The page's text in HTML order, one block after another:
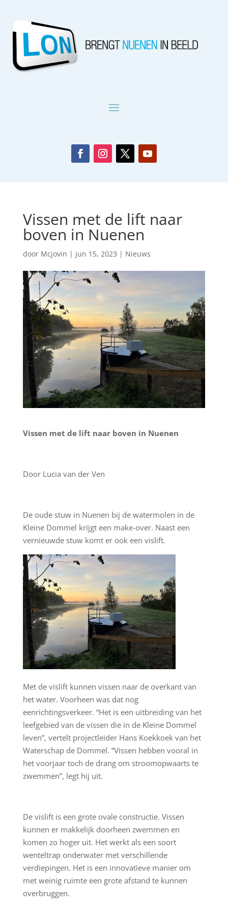
Vissen met de lift naar
boven in Nuenen
door Mcjovin | jun 15, 2023 | Nieuws
Vissen met de lift naar boven in Nuenen
Door Lucia van der Ven
De oude stuw in Nuenen bij de watermolen in de
Kleine Dommel krijgt een make-over. Naast een
vernieuwde stuw komt er ook een vislift.
Met de vislift kunnen vissen naar de overkant van
het water. Voorheen was dat nog
eenrichtingsverkeer. “Het is een uitbreiding van het
leefgebied van de vissen die in de Kleine Dommel
leven”, vertelt projectleider Hans Koekkoek van het
Waterschap de Dommel. “Vissen hebben vooral in
het voorjaar toch de drang om stroomopwaarts te
zwemmen”, legt hij uit.
De vislift is een grote ovale constructie. Vissen
kunnen er makkelijk doorheen zwemmen en
komen zo hoger uit. Het werkt als een soort
wenteltrap onderwater met verschillende
verdiepingen. Het is een innovatieve manier om
met weinig ruimte een grote afstand te kunnen
overbruggen.